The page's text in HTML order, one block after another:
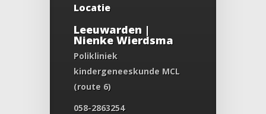
Locatie
Leeuwarden |
Nienke Wierdsma
Polikliniek
kindergeneeskunde MCL
(route 6)
058-2863254